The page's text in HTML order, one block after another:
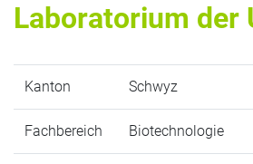
Laboratorium der
Kanton Schwyz
Fachbereich Biotechnologie